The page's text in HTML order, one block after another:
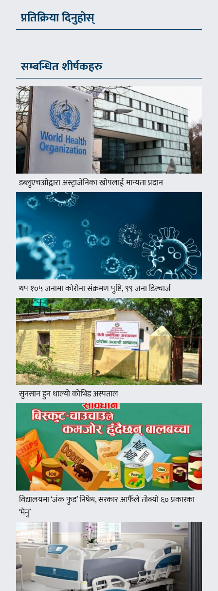
प्रतिक्रिया दिनुहोस्
सम्बन्धित शीर्षकहरु
डब्लुएचओद्वारा अस्ट्राजेनिका खोपलाई मान्यता प्रदान
थप १०५ जनामा कोरोना संक्रमण पुष्टि, ९९ जना डिस्चार्ज
सुनसान हुन थाल्यो कोभिड अस्पताल
विद्यालयमा ‘जंक फुड’ निषेध, सरकार आफैँले तोक्यो ६० प्रकारका
‘मेनु’